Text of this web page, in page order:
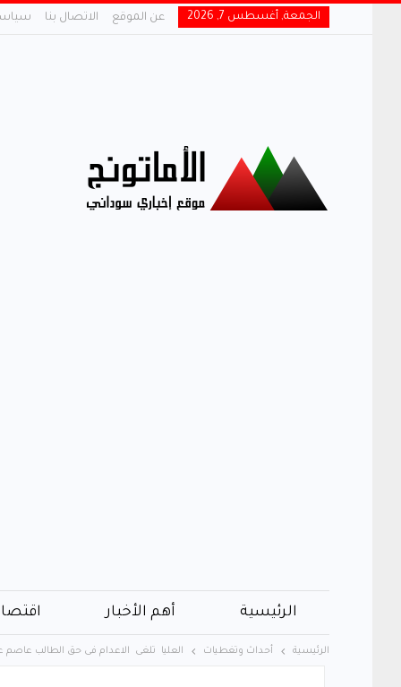
الجمعة, أغسطس 7, 2026 عن الموقع الاتصال بنا
الرئيسية أهم الأخبار
الرئيسية أحداث وتغطيات العليا تلغى الاعدام فى حق الطالب